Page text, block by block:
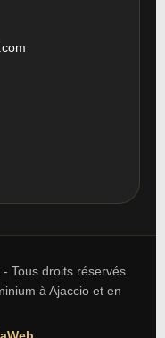
Tous droits réservés.
à Ajaccio et en